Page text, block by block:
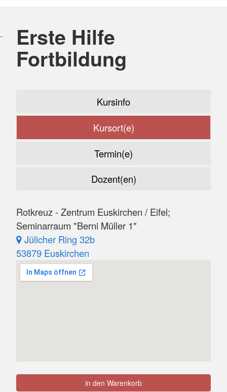
Erste Hilfe
Fortbildung
Kursinfo
Kursort(e)
Termin(e)
Dozent(en)
Rotkreuz - Zentrum Euskirchen / Eifel;
Seminarraum "Berni Müller 1"
Jülicher Ring 32b
53879 Euskirchen
in den Warenkorb